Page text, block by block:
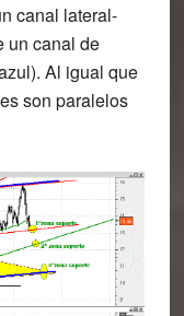
canal lateral-
un canal de
Al igual que
son paralelos